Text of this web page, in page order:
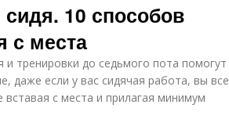
10 способов
с места
тренировки до седьмого пота помогут
даже если у вас сидячая работа, вы все
с места и прилагая минимум